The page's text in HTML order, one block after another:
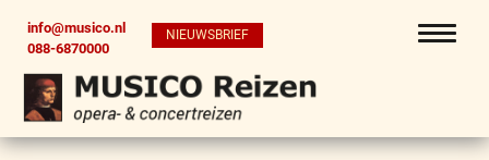
info@musico.nl
088-6870000
NIEUWSBRIEF